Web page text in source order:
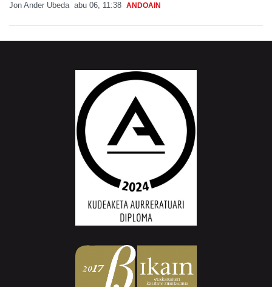
Jon Ander Ubeda abu 06, 11:38 ANDOAIN